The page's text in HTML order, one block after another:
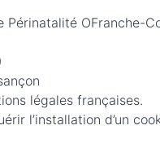
OFranche-
légales françaises.
l’installation d’un